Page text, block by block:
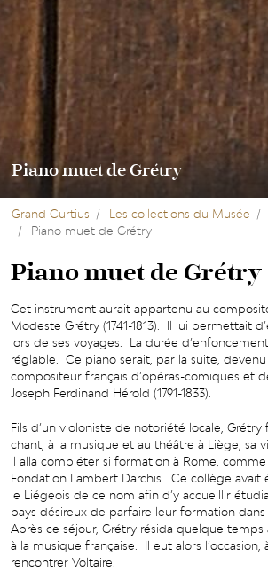
Piano muet de Grétry
Grand Curtius Les collections du Musée
Piano muet de Grétry
Piano muet de Grétry
Cet instrument aurait appartenu au
Modeste Grétry (1741-1813). Il lui permettait
lors de ses voyages. La durée
réglable. Ce piano serait, par la suite,
compositeur français d’opéras-comiques et
Joseph Ferdinand Hérold (1791-1833).
Fils d’un violoniste de notoriété locale, Grétry
chant, à la musique et au théâtre à Liège, sa
il alla compléter si formation à Rome,
Fondation Lambert Darchis. Ce collège avait
le Liégeois de ce nom afin d’y accueillir
pays désireux de parfaire leur formation dans
Après ce séjour, Grétry résida quelque temps
à la musique française. Il eut alors l’occasion,
rencontrer Voltaire.